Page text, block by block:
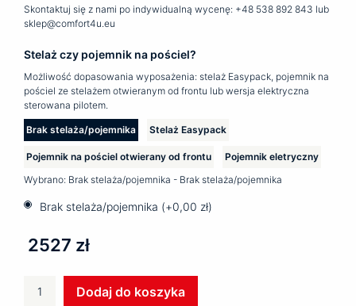
Skontaktuj się z nami po indywidualną wycenę: +48 538 892 843 lub
sklep@comfort4u.eu
Stelaż czy pojemnik na pościel?
Możliwość dopasowania wyposażenia: stelaż Easypack, pojemnik na
pościel ze stelażem otwieranym od frontu lub wersja elektryczna
sterowana pilotem.
Brak stelaża/pojemnika Stelaż Easypack
Pojemnik na pościel otwierany od frontu
Pojemnik eletryczny
Wybrano: Brak stelaża/pojemnika - Brak stelaża/pojemnika
Brak stelaża/pojemnika (+0,00 zł)
2527 zł
Łóżko
Dodaj do koszyka